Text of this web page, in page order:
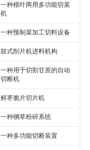
一种根叶两用多功能切菜
机
一种预制菜加工切料设备
鼓式削片机进料机构
一种用于切割甘蔗的自动
切断机
鲜枣脆片切片机
一种铡草粉碎系统
一种多功能切断装置